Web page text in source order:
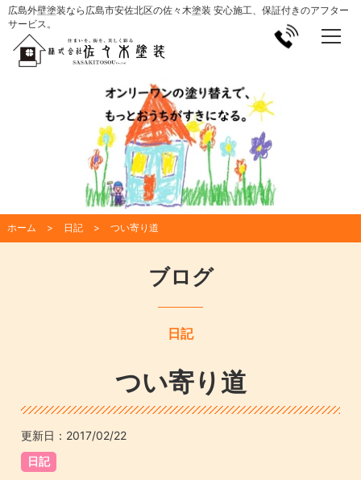
広島外壁塗装なら広島市安佐北区の佐々木塗装 安心施工、保証付きのアフター
サービス。
ホーム 日記 つい寄り道
ブログ
日記
つい寄り道
更新日： 2017/02/22
日記